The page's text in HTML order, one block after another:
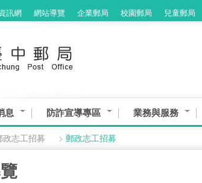
訊網 網站導覽 企業郵局 校園郵局 兒童郵局
息 防詐宣導專區 業務與服務
政志工招募 > 郵政志工招募